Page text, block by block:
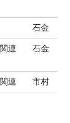
石金
連
石金
連 市村